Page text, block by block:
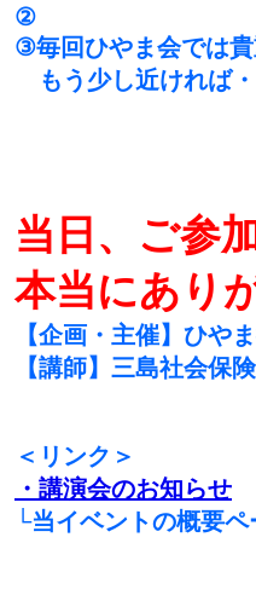
②
③毎回ひやま会では貴
もう少し近ければ・
当日、ご参
本当にあり
【企画・主催】ひ
【講師】三島社会
＜リンク＞
・講演会のお知らせ
└当イベントの概要ペ